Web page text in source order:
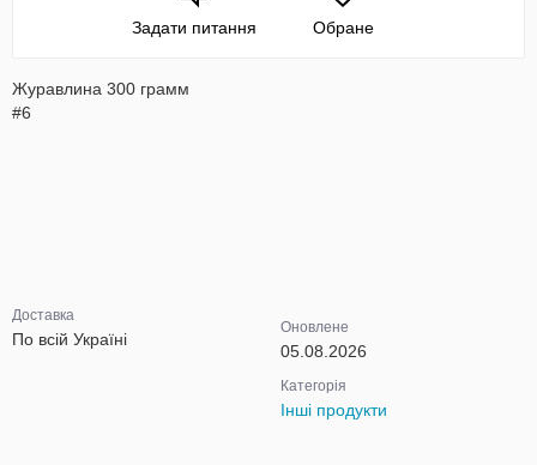
Задати питання Обране
Журавлина 300 грамм
#6
Доставка
По всій Україні
Оновлене
05.08.2026
Категорія
Інші продукти